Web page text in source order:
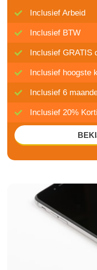
Inclusief Arbeid
Inclusief BTW
Inclusief GRATIS
Inclusief hoogste
Inclusief 6
Inclusief 20%